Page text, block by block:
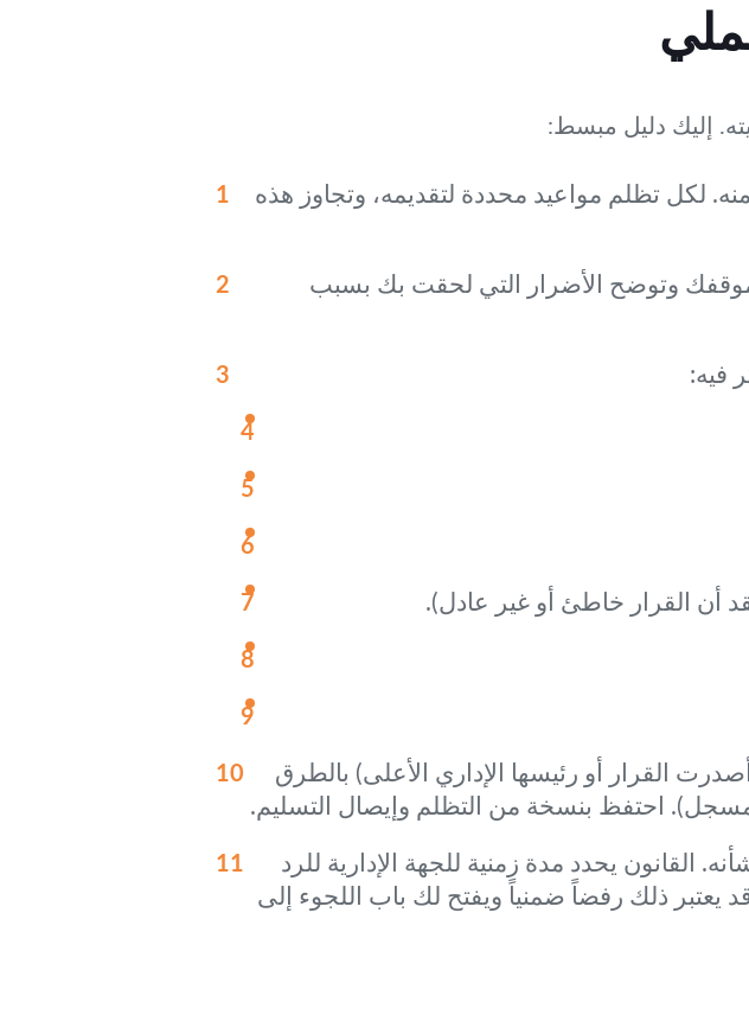
إليك دليل مبسط:
لكل تظلم مواعيد محددة لتقديمه، وتجاوز هذه
وتوضح الأضرار التي لحقت بك بسبب
فيه:
أن القرار خاطئ أو غير عادل).
القرار أو رئيسها الإداري الأعلى) بالطرق
المسجل). احتفظ بنسخة من التظلم وإيصال التسليم.
القانون يحدد مدة زمنية للجهة الإدارية للرد
المدة، قد يعتبر ذلك رفضاً ضمنياً ويفتح لك باب اللجوء إلى